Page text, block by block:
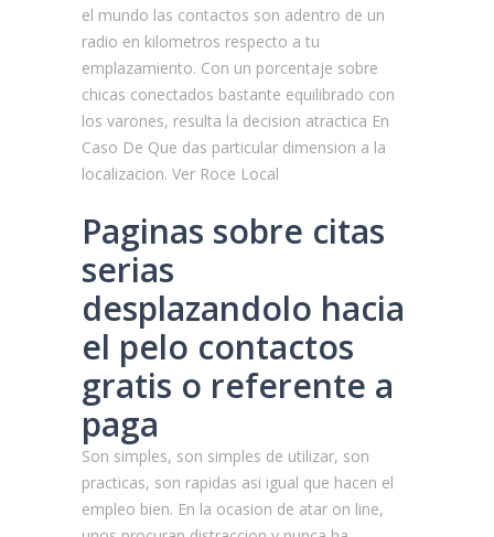
el mundo las contactos son adentro de un
radio en kilometros respecto a tu
emplazamiento. Con un porcentaje sobre
chicas conectados bastante equilibrado con
los varones, resulta la decision atractica En
Caso De Que das particular dimension a la
localizacion. Ver Roce Local
Paginas sobre citas
serias
desplazandolo hacia
el pelo contactos
gratis o referente a
paga
Son simples, son simples de utilizar, son
practicas, son rapidas asi­ igual que hacen el
empleo bien. En la ocasion de atar on line,